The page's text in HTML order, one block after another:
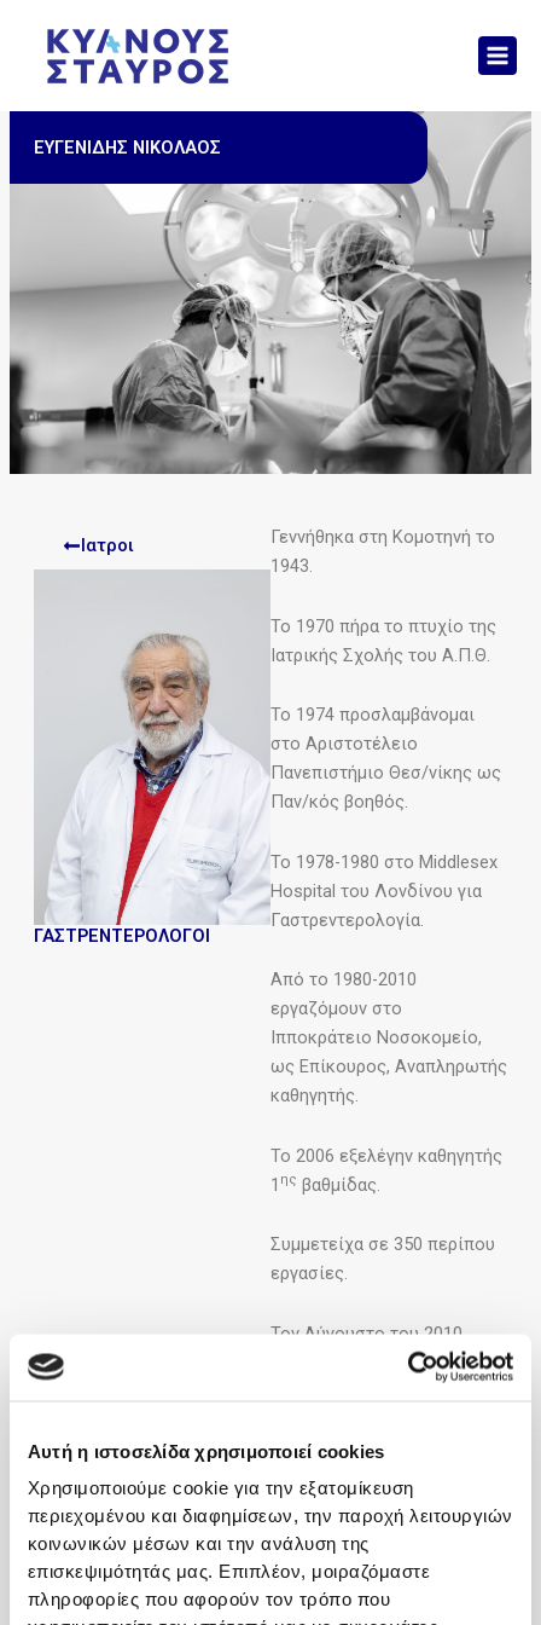
Αυτή η ιστοσελίδα χρησιμοποιεί cookies
Χρησιμοποιούμε cookie για την εξατομίκευση
περιεχομένου και διαφημίσεων, την παροχή λειτουργιών
κοινωνικών μέσων και την ανάλυση της
επισκεψιμότητάς μας. Επιπλέον, μοιραζόμαστε
πληροφορίες που αφορούν τον τρόπο που
περιεχόμενο
ΕΥΓΕΝΙΔΗΣ ΝΙΚΟΛΑΟΣ
Ιατροι
ΓΑΣΤΡΕΝΤΕΡΟΛΟΓΟΙ
Γεννήθηκα στη Κομοτηνή το
1943.
Το 1970 πήρα το πτυχίο της
Ιατρικής Σχολής του Α.Π.Θ.
Το 1974 προσλαμβάνομαι
στο Αριστοτέλειο
Πανεπιστήμιο Θεσ/νίκης ως
Παν/κός βοηθός.
Το 1978-1980 στο Middlesex
Hospital του Λονδίνου για
Γαστρεντερολογία.
Από το 1980-2010
εργαζόμουν στο
Ιπποκράτειο Νοσοκομείο,
ως Επίκουρος, Αναπληρωτής
καθηγητής.
Το 2006 εξελέγην καθηγητής
1 ης βαθμίδας.
Συμμετείχα σε 350 περίπου
εργασίες.
Τον Αύγουστο του 2010
αποχώρησα, λόγω σύνταξης,
όπου υπηρετούσα τα
τελευταία χρόνια ως
καθηγητής Παθολογίας
-Γαστρεντερολογίας.
Τον Οκτώβριο του ιδίου